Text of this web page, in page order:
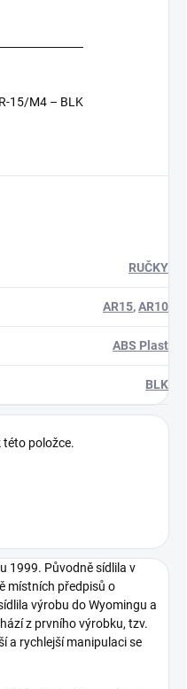
15/M4 – BLK
RUČKY
AR15,AR10
ABS Plast
BLK
této položce.
1999. Původně sídlila v
místních předpisů o
výrobu do Wyomingu a
z prvního výrobku, tzv.
a rychlejší manipulaci se